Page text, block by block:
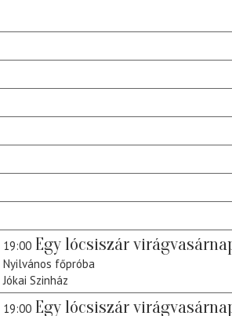
19:00 Egy lócsiszár
Nyilvános főpróba
Jókai Szinház
19:00 Egy lócsiszár